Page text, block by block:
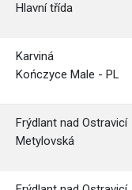
Hlavní třída
Karviná
Kończyce Male - PL
Frýdlant nad Ostravicí
Metylovská